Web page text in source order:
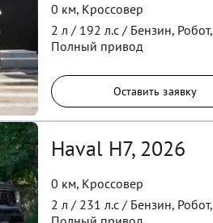
0 км, Кроссовер
2 л / 192 л.с / Бензин, Робот,
Полный привод
Оставить заявку
Haval H7, 2026
0 км, Кроссовер
2 л / 231 л.с / Бензин, Робот,